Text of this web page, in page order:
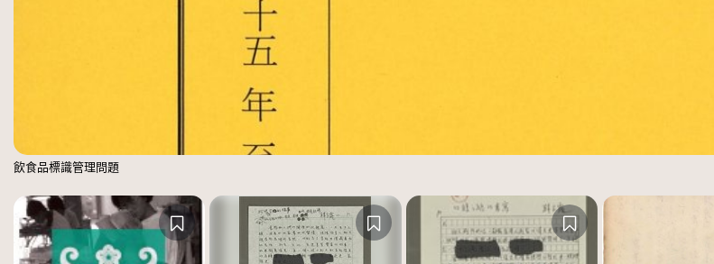
飲食品標識管理問題